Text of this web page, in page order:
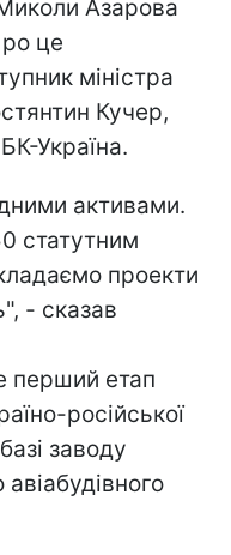
Миколи Азарова
це
міністра
Кучер,
Україна.
активами.
статутним
проекти
- сказав
перший етап
російської
заводу